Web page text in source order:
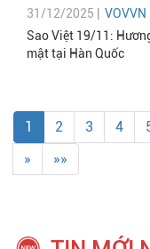
31/12/2025 | VOVVN
Sao Việt 19/11:
mật tại Hàn Quốc
1 2 3 4
»
»»